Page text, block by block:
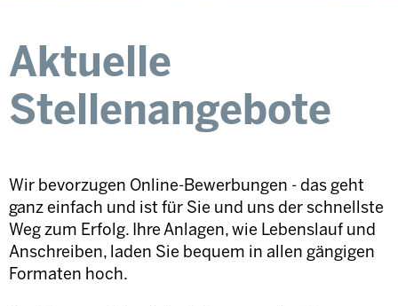
Aktuelle
Stellenangebote
Wir bevorzugen Online-Bewerbungen - das geht
ganz einfach und ist für Sie und uns der schnellste
Weg zum Erfolg. Ihre Anlagen, wie Lebenslauf und
Anschreiben, laden Sie bequem in allen gängigen
Formaten hoch.